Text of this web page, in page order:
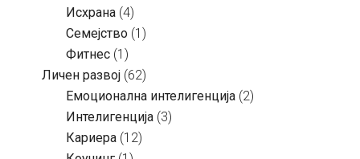
Исхрана (4)
Семејство (1)
Фитнес (1)
Личен развој (62)
Емоционална интелигенција (2)
Интелигенција (3)
Кариера (12)